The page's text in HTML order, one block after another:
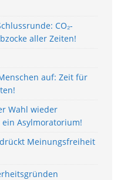
CO₂-
aller Zeiten!
auf: Zeit für
Wahl wieder
Asylmoratorium!
Meinungsfreiheit